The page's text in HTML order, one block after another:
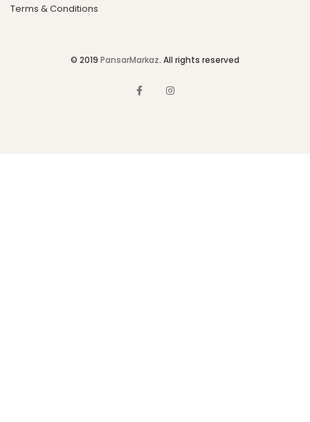
Terms & Conditions
© 2019 PansarMarkaz. All rights reserved